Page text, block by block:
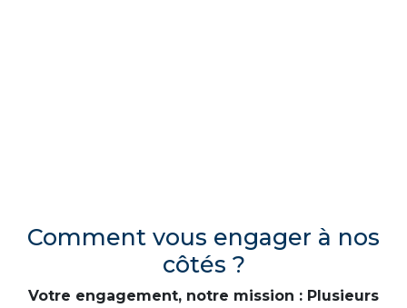
Comment vous engager à nos
côtés ?
Votre engagement, notre mission : Plusieurs